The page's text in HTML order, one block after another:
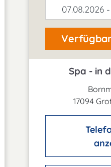
07.08.2026 -
Spa - in
17094